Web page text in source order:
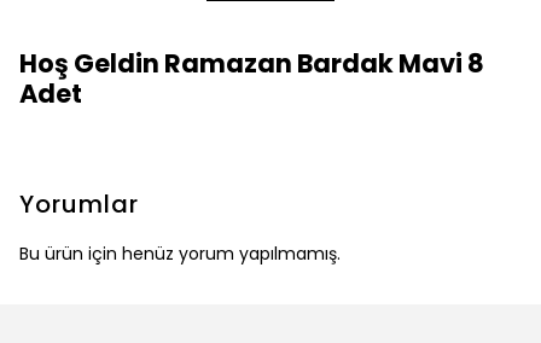
Hoş Geldin Ramazan Bardak Mavi 8
Adet
Yorumlar
Bu ürün için henüz yorum yapılmamış.